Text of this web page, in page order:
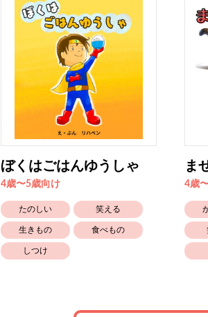
ぼくはごはんゆうしゃ
4歳〜5歳向け
たのしい 笑える
生きもの 食べもの
しつけ
ま
4歳